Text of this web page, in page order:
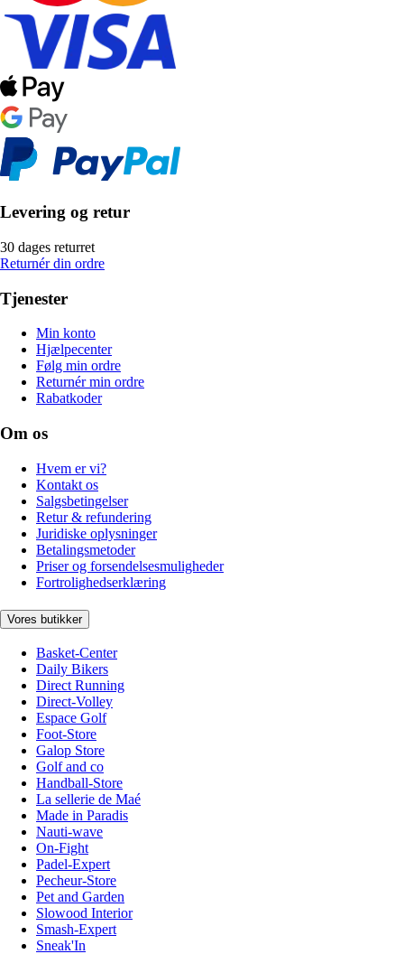
Levering og retur
30 dages returret
Returnér din ordre
Tjenester
Min konto
Hjælpecenter
Følg min ordre
Returnér min ordre
Rabatkoder
Om os
Hvem er vi?
Kontakt os
Salgsbetingelser
Retur & refundering
Juridiske oplysninger
Betalingsmetoder
Priser og forsendelsesmuligheder
Fortrolighedserklæring
Vores butikker
Basket-Center
Daily Bikers
Direct Running
Direct-Volley
Espace Golf
Foot-Store
Galop Store
Golf and co
Handball-Store
La sellerie de Maé
Made in Paradis
Nauti-wave
On-Fight
Padel-Expert
Pecheur-Store
Pet and Garden
Slowood Interior
Smash-Expert
Sneak'In